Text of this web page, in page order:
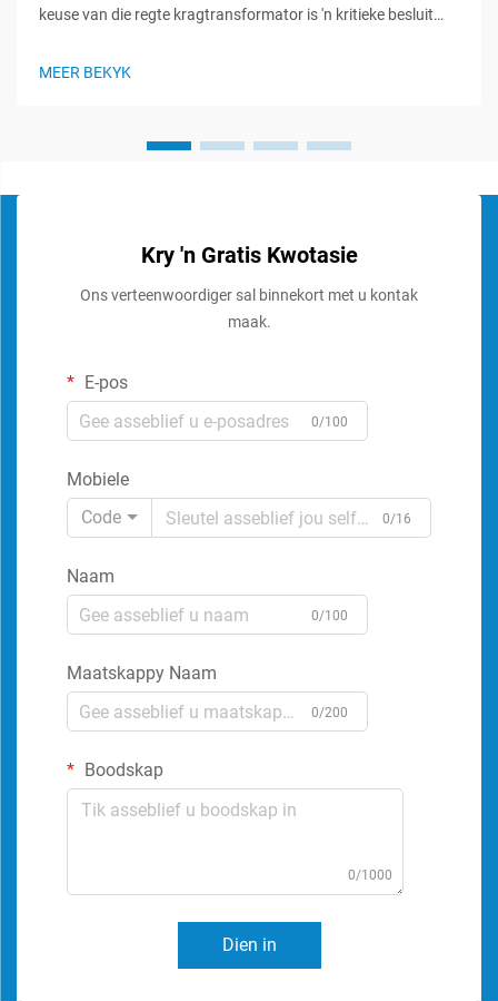
keuse van die regte kragtransformator is 'n kritieke besluit
MEER BEKYK
Kry 'n Gratis Kwotasie
Ons verteenwoordiger sal binnekort met u kontak
maak.
E-pos
0/100
Mobiele
Code
0/16
Naam
0/100
Maatskappy Naam
0/200
Boodskap
0/1000
Dien in